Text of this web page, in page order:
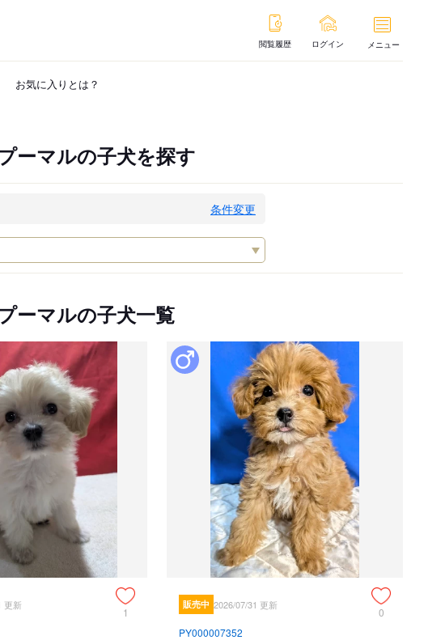
閲覧履歴 ログイン メニュー
お気に入りとは？
ーマルの子犬を探す
条件変更
ーマルの子犬一覧
更新
1
販売中 2026/07/31 更新
0
PY000007352